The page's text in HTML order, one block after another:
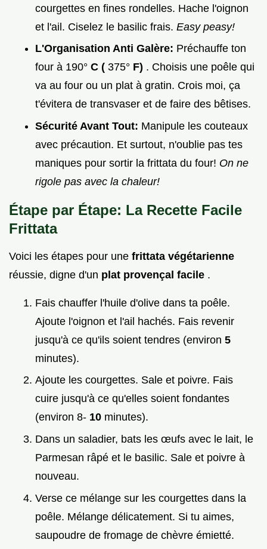
courgettes en fines rondelles. Hache l'oignon
et l'ail. Ciselez le basilic frais. Easy peasy!
L'Organisation Anti Galère: Préchauffe ton
four à 190° C ( 375° F) . Choisis une poêle qui
va au four ou un plat à gratin. Crois moi, ça
t'évitera de transvaser et de faire des bêtises.
Sécurité Avant Tout: Manipule les couteaux
avec précaution. Et surtout, n'oublie pas tes
maniques pour sortir la frittata du four! On ne
rigole pas avec la chaleur!
Étape par Étape: La Recette Facile
Frittata
Voici les étapes pour une frittata végétarienne
réussie, digne d'un plat provençal facile .
Fais chauffer l'huile d'olive dans ta poêle.
Ajoute l'oignon et l'ail hachés. Fais revenir
jusqu'à ce qu'ils soient tendres (environ 5
minutes).
Ajoute les courgettes. Sale et poivre. Fais
cuire jusqu'à ce qu'elles soient fondantes
(environ 8- 10 minutes).
Dans un saladier, bats les œufs avec le lait, le
Parmesan râpé et le basilic. Sale et poivre à
nouveau.
Verse ce mélange sur les courgettes dans la
poêle. Mélange délicatement. Si tu aimes,
saupoudre de fromage de chèvre émietté.